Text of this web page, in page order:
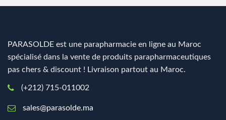
PARASOLDE est une parapharmacie en ligne au Maroc
spécialisé dans la vente de produits parapharmaceutiques
pas chers & discount ! Livraison partout au Maroc.
(+212) 715-011002
sales@parasolde.ma